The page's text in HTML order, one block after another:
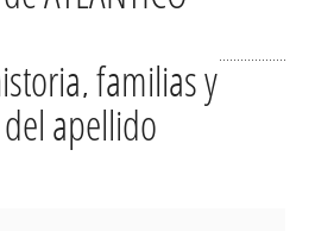
familias y
apellido